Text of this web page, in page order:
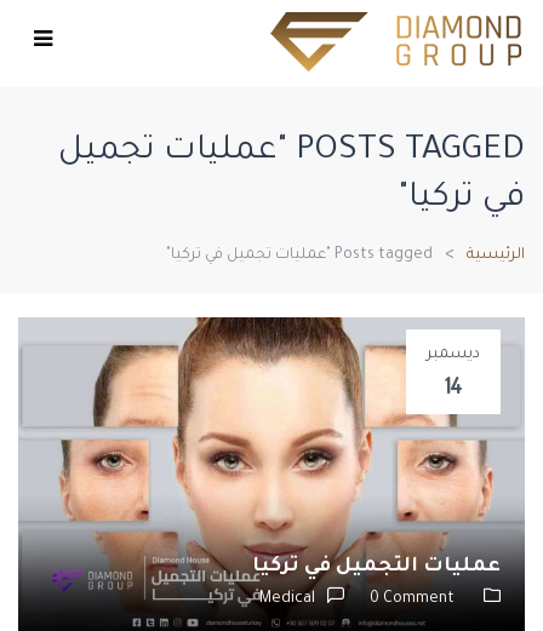
POSTS TAGGED "عمليات تجميل
في تركيا"
الرئيسية Posts tagged "عمليات تجميل في تركيا"
ديسمبر
14
عمليات التجميل في تركيا
Medical 0 Comment